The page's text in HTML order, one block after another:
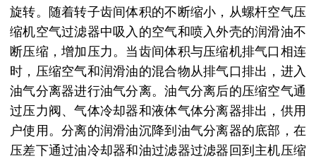
旋转。随着转子齿间体积的不断缩小，从螺杆空气压
缩机空气过滤器中吸入的空气和喷入外壳的润滑油不
断压缩，增加压力。当齿间体积与压缩机排气口相连
时，压缩空气和润滑油的混合物从排气口排出，进入
油气分离器进行油气分离。油气分离后的压缩空气通
过压力阀、气体冷却器和液体气体分离器排出，供用
户使用。分离的润滑油沉降到油气分离器的底部，在
压差下通过油冷却器和油过滤器过滤器回到主机压缩